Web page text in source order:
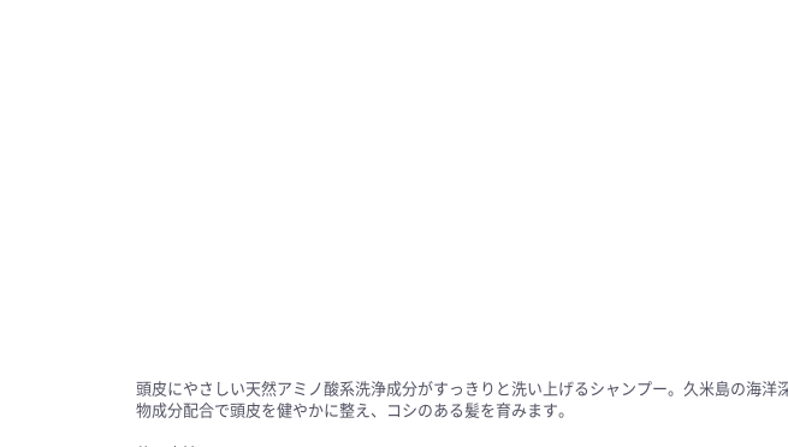
頭皮にやさしい天然アミノ酸系洗浄成分がすっきりと洗い上げるシャンプー。久米島の海
物成分配合で頭皮を健やかに整え、コシのある髪を育みます。